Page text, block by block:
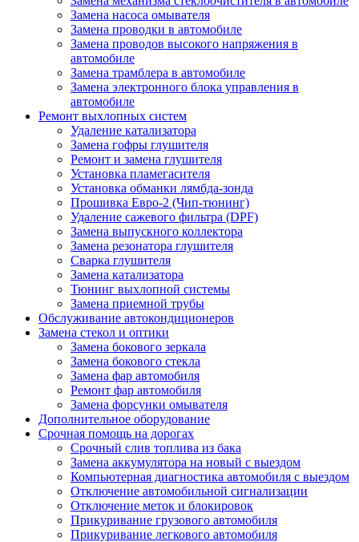
Замена насоса омывателя
Замена проводки в автомобиле
Замена проводов высокого напряжения в
автомобиле
Замена трамблера в автомобиле
Замена электронного блока управления в
автомобиле
Ремонт выхлопных систем
Удаление катализатора
Замена гофры глушителя
Ремонт и замена глушителя
Установка пламегасителя
Установка обманки лямбда-зонда
Прошивка Евро-2 (Чип-тюнинг)
Удаление сажевого фильтра (DPF)
Замена выпускного коллектора
Замена резонатора глушителя
Сварка глушителя
Замена катализатора
Тюнинг выхлопной системы
Замена приемной трубы
Обслуживание автокондиционеров
Замена стекол и оптики
Замена бокового зеркала
Замена бокового стекла
Замена фар автомобиля
Ремонт фар автомобиля
Замена форсунки омывателя
Дополнительное оборудование
Срочная помощь на дорогах
Срочный слив топлива из бака
Замена аккумулятора на новый с выездом
Компьютерная диагностика автомобиля с выездом
Отключение автомобильной сигнализации
Отключение меток и блокировок
Прикуривание грузового автомобиля
Прикуривание легкового автомобиля